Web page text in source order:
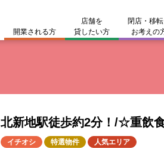
開業される方
店舗を
貸したい方
閉店・移
お考えの
お問い合わせ
北新地駅徒歩約2分！/☆重飲
イチオシ 特選物件 人気エリア